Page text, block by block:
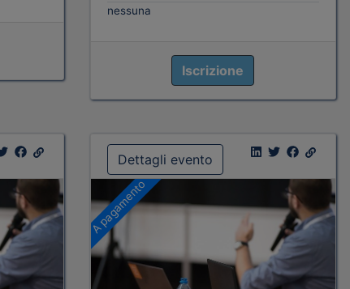
nessuna
Iscrizione
Dettagli evento
A pagamento